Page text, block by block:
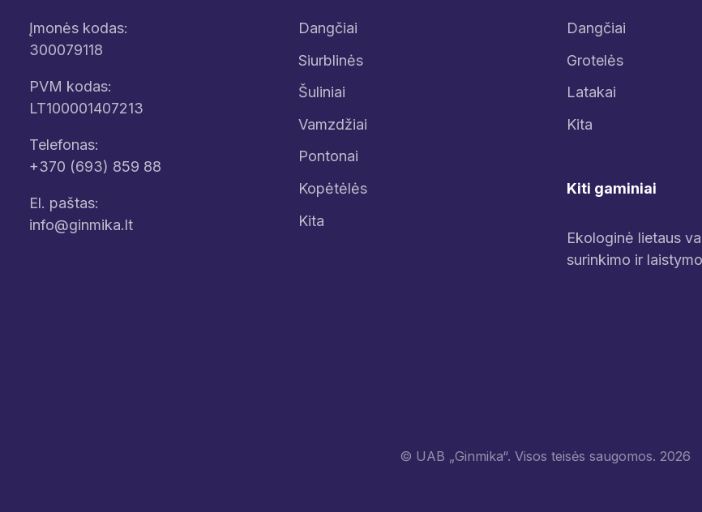
Įmonės kodas:
300079118
PVM kodas:
LT100001407213
Telefonas:
+370 (693) 859 88
El. paštas:
info@ginmika.lt
Dangčiai
Siurblinės
Šuliniai
Vamzdžiai
Pontonai
Kopėtėlės
Kita
Dangčiai
Grotelės
Latakai
Kita
Kiti gaminiai
Ekologinė lietaus
surinkimo ir
© UAB „Ginmika“. Visos teisės saugomos. 2026